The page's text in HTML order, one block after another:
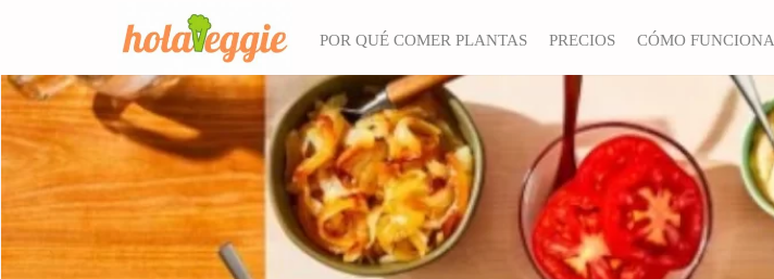
POR QUÉ COMER PLANTAS PRECIOS CÓMO FUNCIONA